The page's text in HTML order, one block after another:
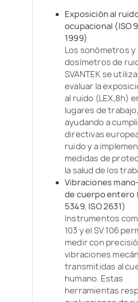
Exposición al
ocupacional (ISO
1999)
Los sonómetros y
dosímetros de
SVANTEK se
evaluar la
al ruido (LEX,8h)
lugares de trabajo,
ayudando a
directivas
ruido y a
medidas de
la salud de los
Vibraciones
de cuerpo entero
5349, ISO 2631)
Instrumentos
103 y el SV 106
medir con
vibraciones
transmitidas al
humano. Estas
herramientas